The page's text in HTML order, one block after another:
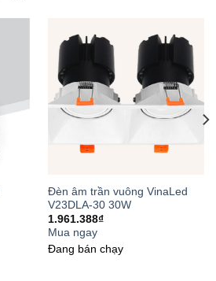
Đèn âm trần vuông VinaLed
V23DLA-30 30W
1.961.388₫
Mua ngay
Đang bán chạy